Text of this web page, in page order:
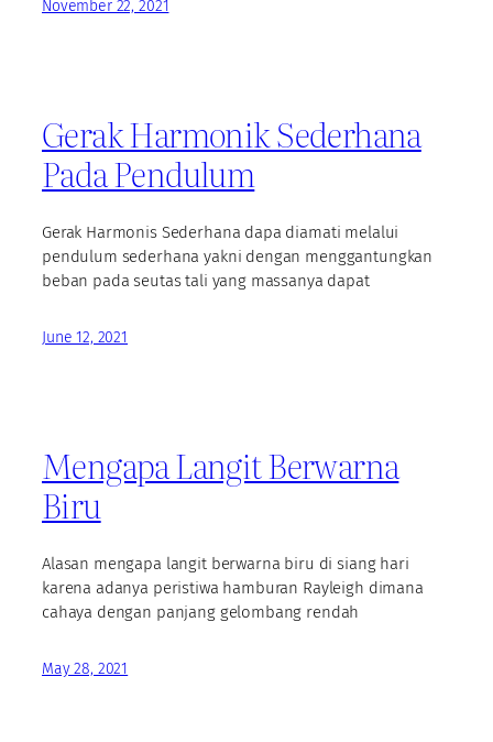
November 22, 2021
Gerak Harmonik Sederhana
Pada Pendulum
Gerak Harmonis Sederhana dapa diamati melalui
pendulum sederhana yakni dengan menggantungkan
beban pada seutas tali yang massanya dapat
June 12, 2021
Mengapa Langit Berwarna
Biru
Alasan mengapa langit berwarna biru di siang hari
karena adanya peristiwa hamburan Rayleigh dimana
cahaya dengan panjang gelombang rendah
May 28, 2021